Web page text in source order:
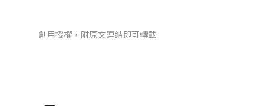
創用授權，附原文連結即可轉載